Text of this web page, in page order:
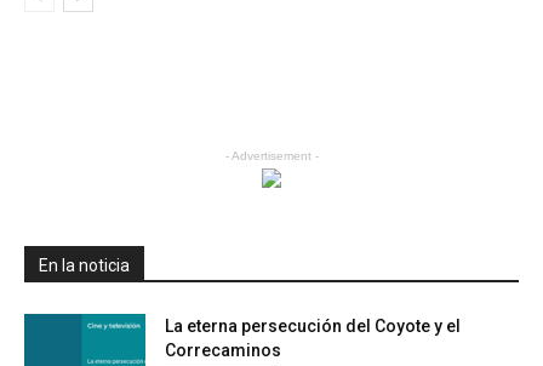
- Advertisement -
En la noticia
La eterna persecución del Coyote y el
Correcaminos